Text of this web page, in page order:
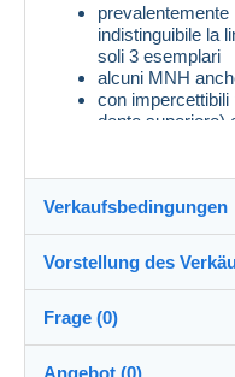
indistinguibile la
soli 3 esemplari
alcuni MNH
con impercettibili
dente superiore)
Dentellatura perfetta,
dx.
Il S.5 ha nella parte
carta.
L'allineamento
perfetto (l'unico con
ottima centratura,
La centratura,
Verkaufsbedingungen
Versand nach Zahlung
Vorstellung des
tefo02
Frage (0)
Angebot (0)